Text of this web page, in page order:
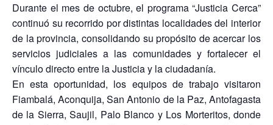
Durante el mes de octubre, el programa “Justicia Cerca”
continuó su recorrido por distintas localidades del interior
de la provincia, consolidando su propósito de acercar los
servicios judiciales a las comunidades y fortalecer el
vínculo directo entre la Justicia y la ciudadanía.
En esta oportunidad, los equipos de trabajo visitaron
Fiambalá, Aconquija, San Antonio de la Paz, Antofagasta
de la Sierra, Saujil, Palo Blanco y Los Morteritos, donde